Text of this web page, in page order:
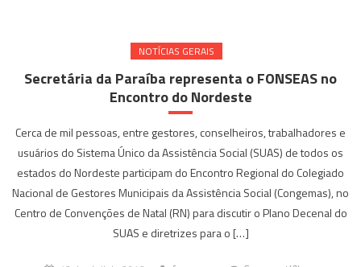
NOTÍ­CIAS GERAIS
Secretária da Paraíba representa o FONSEAS no
Encontro do Nordeste
Cerca de mil pessoas, entre gestores, conselheiros, trabalhadores e
usuários do Sistema Único da Assistência Social (SUAS) de todos os
estados do Nordeste participam do Encontro Regional do Colegiado
Nacional de Gestores Municipais da Assistência Social (Congemas), no
Centro de Convenções de Natal (RN) para discutir o Plano Decenal do
SUAS e diretrizes para o […]